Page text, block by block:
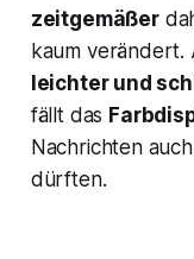
zeitgemäßer
kaum verändert.
leichter und
fällt das
Nachrichten
dürften.